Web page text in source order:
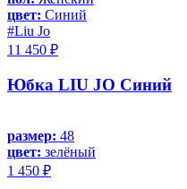
цвет: Синий
#Liu Jo
11 450 ₽
Юбка LIU JO Синий
размер: 48
цвет: зелёный
1 450 ₽